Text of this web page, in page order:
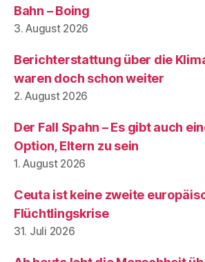
Bahn – Boing
3. August 2026
Berichterstattung über die
waren doch schon weiter
2. August 2026
Der Fall Spahn – Es gibt auch
Option, Eltern zu sein
1. August 2026
Ceuta ist keine zweite
Flüchtlingskrise
31. Juli 2026